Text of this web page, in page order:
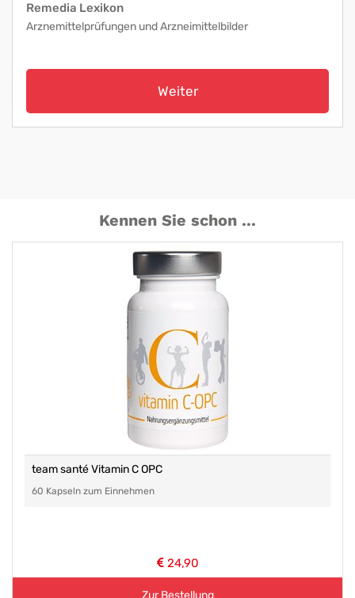
Remedia Lexikon
Arznemittelprüfungen und Arzneimittelbilder
Weiter
Kennen Sie schon ...
team santé Vitamin C OPC
60 Kapseln zum Einnehmen
24,90
Zur Bestellung